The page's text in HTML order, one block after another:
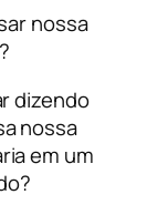
nossa
dizendo
nossa
em um